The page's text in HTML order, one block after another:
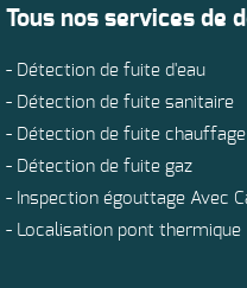
Tous nos services de
- Détection de fuite d'eau
- Détection de fuite sanitaire
- Détection de fuite chauffage
- Détection de fuite gaz
- Inspection égouttage Avec
- Localisation pont thermique